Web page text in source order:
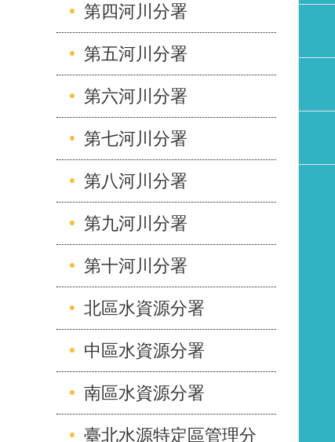
第四河川分署
第五河川分署
第六河川分署
第七河川分署
第八河川分署
第九河川分署
第十河川分署
北區水資源分署
中區水資源分署
南區水資源分署
臺北水源特定區管理分